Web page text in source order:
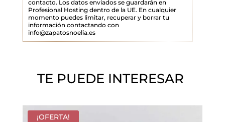
v
a
c
contacto. Los datos enviados se guardarán en
Profesional Hosting dentro de la UE. En cualquier
momento puedes limitar, recuperar y borrar tu
información contactando con
info@zapatosnoelia.es
TE PUEDE INTERESAR
¡OFERTA!